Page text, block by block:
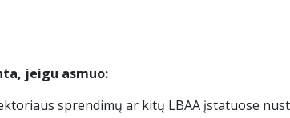
jeigu asmuo:
sprendimų ar kitų LBAA įstatuose